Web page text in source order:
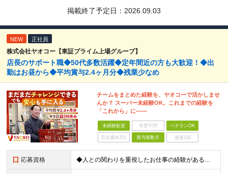
掲載終了予定日： 2026.09.03
NEW 正社員
株式会社ヤオコー【東証プライム上場グループ】
店長のサポート職◆50代多数活躍◆定年間近の方も大歓迎！◆出
勤はお昼から◆平均賞与2.4ヶ月分◆残業少なめ
チームをまとめた経験を、ヤオコーで活かしませ
んか？ スーパー未経験OK。これまでの経験を
「これから」に――
未経験歓迎 学歴不問 ベテランOK
完全週休2日 賞与複数月 面接1回
応募資格 ◆人との関わりを重視したお仕事の経験がある方 とくにチームをまとめた経験がある方を歓迎します ┗例えば… □スーパーマーケット・ホームセンター・ドラッグストアなどの 小売業でチームをまと